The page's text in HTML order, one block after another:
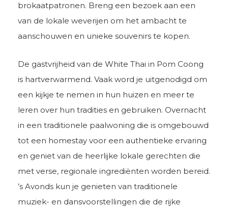
brokaatpatronen. Breng een bezoek aan een
van de lokale weverijen om het ambacht te
aanschouwen en unieke souvenirs te kopen.
De gastvrijheid van de White Thai in Pom Coong
is hartverwarmend. Vaak word je uitgenodigd om
een kijkje te nemen in hun huizen en meer te
leren over hun tradities en gebruiken. Overnacht
in een traditionele paalwoning die is omgebouwd
tot een homestay voor een authentieke ervaring
en geniet van de heerlijke lokale gerechten die
met verse, regionale ingrediënten worden bereid.
’s Avonds kun je genieten van traditionele
muziek- en dansvoorstellingen die de rijke